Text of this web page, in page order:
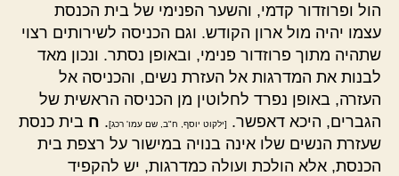
הול ופרוזדור קדמי, והשער הפנימי של בית הכנסת
עצמו יהיה מול ארון הקודש. וגם הכניסה לשירותים רצוי
שתהיה מתוך פרוזדור פנימי, ובאופן נסתר. ונכון מאד
לבנות את המדרגות אל העזרת נשים, והכניסה אל
העזרה, באופן נפרד לחלוטין מן הכניסה הראשית של
הגברים, היכא דאפשר.
[ילקוט יוסף, ח"ב, שם עמו' רכג]. ח בית כנסת
שעזרת הנשים שלו אינה בנויה במישור על רצפת בית
הכנסת, אלא הולכת ועולה כמדרגות, יש להקפיד